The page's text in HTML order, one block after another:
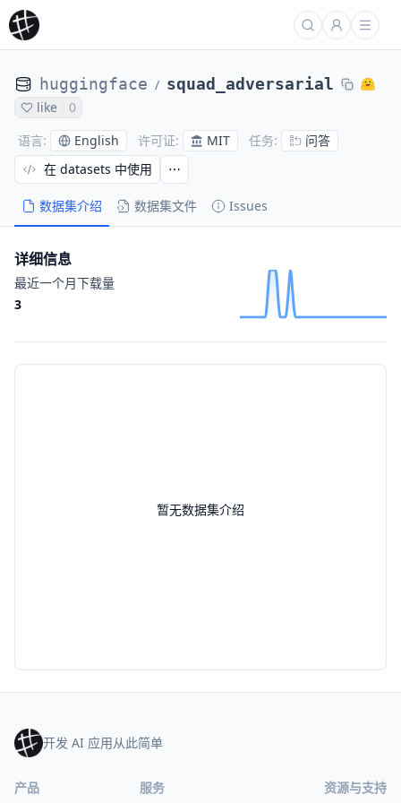
huggingface / squad_adversarial
like
0
语言: English 许可证: MIT 任务: 问答
数据集介绍 数据集文件 Issues
在 datasets 中使用
暂无数据集介绍
详细信息
最近一个月下载量
3
开发 AI 应用从此简单
产品 服务 资源与支持